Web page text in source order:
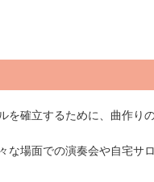
を確立するために、曲作り
場面での演奏会や自宅サ